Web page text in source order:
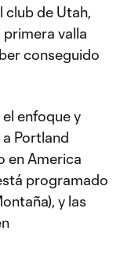
club de Utah,
valla
conseguido
enfoque y
Portland
en America
programado
y las